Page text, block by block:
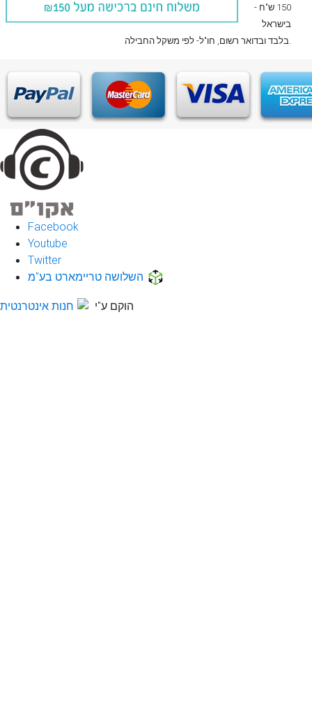
150 ש"ח -
בישראל
בלבדובדואר רשום , חו"ל- לפי משקל החבילה.
Facebook
Youtube
Twitter
השלושה טריימארט בע"מ
הוקם ע"י חנות אינטרנטית